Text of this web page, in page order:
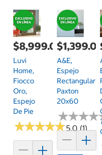
$8,999.00
Luvi
Home,
Fiocco
Oro,
Espejo
De Pie
★★★★★
★★★★★5.0 (1)
A&E,
Espejo
Rectangular
Paxton
20x60
★★★★
★★★★